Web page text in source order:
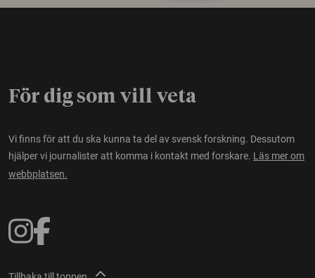
För dig som vill veta
Vi finns för att du ska kunna ta del av svensk forskning. Dessutom
hjälper vi journalister att komma i kontakt med forskare. Läs mer om
webbplatsen.